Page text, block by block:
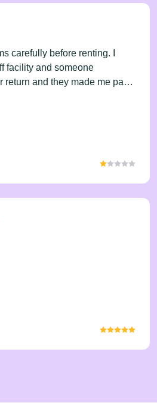
carefully before renting. I
facility and someone
return and they made me pay